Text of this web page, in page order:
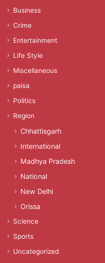
Business
Crime
Entertainment
Life Style
Miscellaneous
paisa
Politics
Region
Chhattisgarh
International
Madhya Pradesh
National
New Delhi
Orissa
Science
Sports
Uncategorized